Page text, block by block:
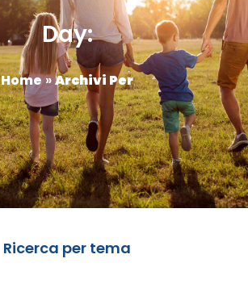
Day:
Home»Archivi Per
Ricerca per tema